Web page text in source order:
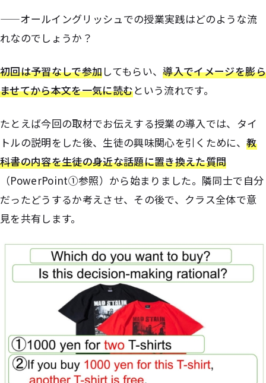
——オールイングリッシュでの授業実践はどのような流
れなのでしょうか？
初回は予習なしで参加してもらい、導入でイメージを膨ら
ませてから本文を一気に読むという流れです。
たとえば今回の取材でお伝えする授業の導入では、タイ
トルの説明をした後、生徒の興味関心を引くために、教
科書の内容を生徒の身近な話題に置き換えた質問
（PowerPoint➀参照）から始まりました。隣同士で自分
だったどうするか考えさせ、その後で、クラス全体で意
見を共有します。